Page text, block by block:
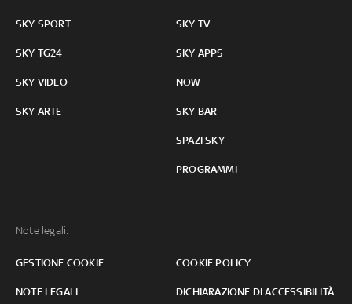
SKY SPORT
SKY TG24
SKY VIDEO
SKY ARTE
SKY TV
SKY APPS
NOW
SKY BAR
SPAZI SKY
PROGRAMMI
Note legali:
GESTIONE COOKIE COOKIE POLICY
NOTE LEGALI DICHIARAZIONE DI ACCESSIBILITÀ